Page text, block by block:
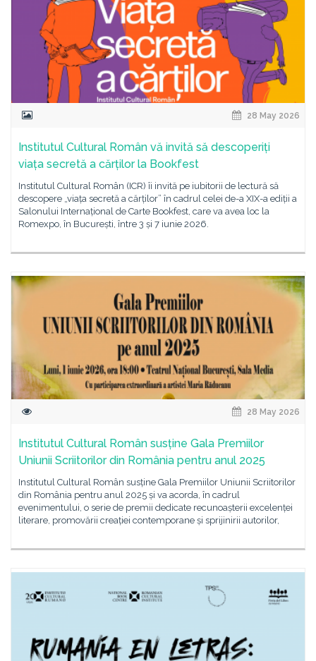
28 May 2026
Institutul Cultural Român vă invită să descoperiți
viața secretă a cărților la Bookfest
Institutul Cultural Român (ICR) îi invită pe iubitorii de lectură să
descopere „viața secretă a cărților” în cadrul celei de-a XIX-a ediții a
Salonului Internațional de Carte Bookfest, care va avea loc la
Romexpo, în București, între 3 și 7 iunie 2026.
28 May 2026
Institutul Cultural Român susține Gala Premiilor
Uniunii Scriitorilor din România pentru anul 2025
Institutul Cultural Român susține Gala Premiilor Uniunii Scriitorilor
din România pentru anul 2025 și va acorda, în cadrul
evenimentului, o serie de premii dedicate recunoașterii excelenței
literare, promovării creației contemporane și sprijinirii autorilor,